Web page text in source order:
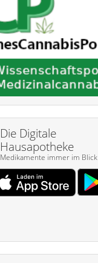
Die Digitale
Hausapotheke
Medikamente immer im Blick